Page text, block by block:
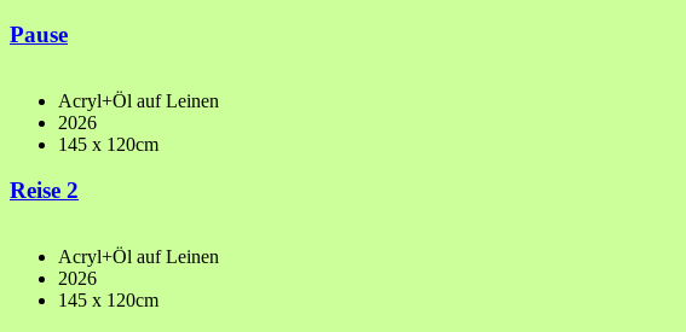
Pause
Acryl+Öl auf Leinen
2026
145 x 120cm
Reise 2
Acryl+Öl auf Leinen
2026
145 x 120cm